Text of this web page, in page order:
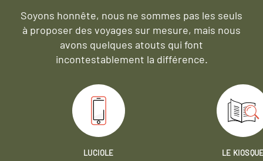
Soyons honnête, nous ne sommes pas les seuls
à proposer des voyages sur mesure, mais nous
avons quelques atouts qui font
incontestablement la différence.
LUCIOLE
LE